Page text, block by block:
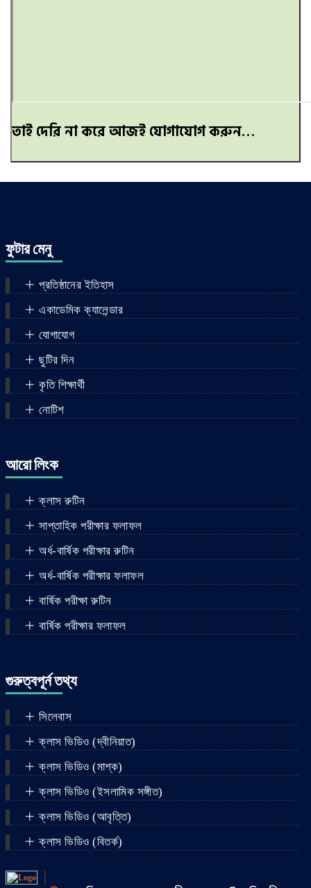
তাই দেরি না করে আজই যোগাযোগ করুন…
ফুটার মেনু
প্রতিষ্ঠানের ইতিহাস
একাডেমিক ক্যালেন্ডার
যোগাযোগ
ছুটির দিন
কৃতি শিক্ষার্থী
নোটিশ
আরো লিংক
ক্লাস রুটিন
সাপ্তাহিক পরীক্ষার ফলাফল
অর্ধ-বার্ষিক পরীক্ষার রুটিন
অর্ধ-বার্ষিক পরীক্ষার ফলাফল
বার্ষিক পরীক্ষা রুটিন
বার্ষিক পরীক্ষার ফলাফল
গুরুত্বপূর্ন তথ্য
সিলেবাস
ক্লাস ভিডিও (দ্বীনিয়াত)
ক্লাস ভিডিও (মাশ্‌ক)
ক্লাস ভিডিও (ইসলামিক সঙ্গীত)
ক্লাস ভিডিও (আবৃত্তি)
ক্লাস ভিডিও (বিতর্ক)